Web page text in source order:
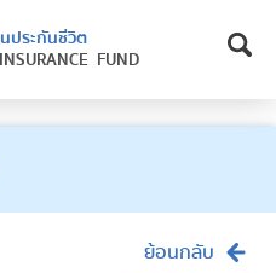
ประกันชีวิต
FUND
ย้อนกลับ